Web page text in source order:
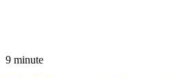
9 minute